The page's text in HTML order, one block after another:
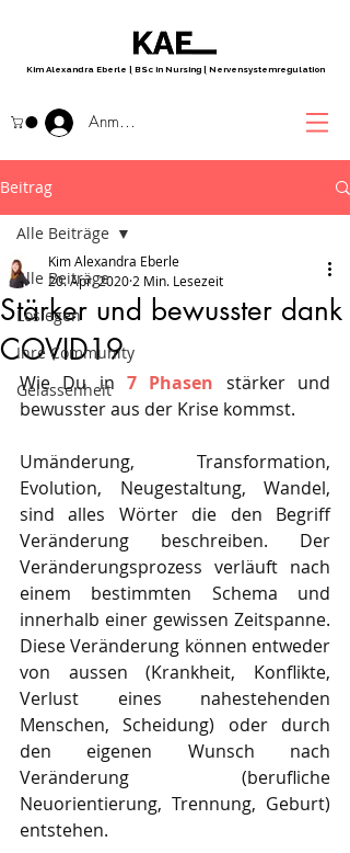
Kim Alexandra Eberle | BSc in Nursing | Nervensystemregulation
Anmelden
Beitrag
Alle Beiträge
Loslegen
Ihre Community
Gelassenheit
Alle Beiträge
Stärker und bewusster dank
COVID19
Kim Alexandra Eberle
20. Apr. 2020 2 Min. Lesezeit
Wie Du in 7 Phasen stärker und
bewusster aus der Krise kommst.
Umänderung, Transformation,
Evolution, Neugestaltung, Wandel,
sind alles Wörter die den Begriff
Veränderung beschreiben. Der
Veränderungsprozess verläuft nach
einem bestimmten Schema und
innerhalb einer gewissen Zeitspanne.
Diese Veränderung können entweder
von aussen (Krankheit, Konflikte,
Verlust eines nahestehenden
Menschen, Scheidung) oder durch
den eigenen Wunsch nach
Veränderung (berufliche
Neuorientierung, Trennung, Geburt)
entstehen.